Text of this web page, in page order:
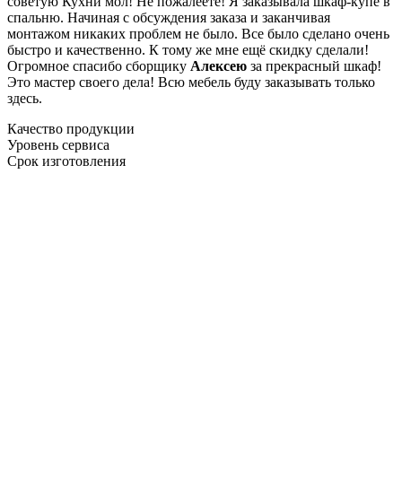
спальню. Начиная с обсуждения заказа и заканчивая
монтажом никаких проблем не было. Все было сделано очень
быстро и качественно. К тому же мне ещё скидку сделали!
Огромное спасибо сборщику Алексею за прекрасный шкаф!
Это мастер своего дела! Всю мебель буду заказывать только
здесь.
Качество продукции
Уровень сервиса
Срок изготовления